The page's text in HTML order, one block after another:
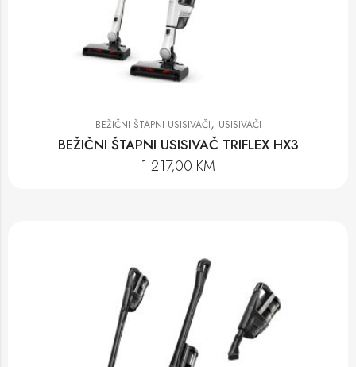
BEŽIČNI ŠTAPNI USISIVAČI, USISIVAČI
BEŽIČNI ŠTAPNI USISIVAČ TRIFLEX HX3
1.217,00 KM